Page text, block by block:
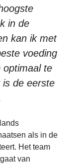
in de
kan ik met
voeding
optimaal te
is de eerste
als in de
Het team
van